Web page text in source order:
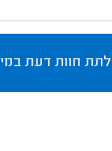
חוות דעת